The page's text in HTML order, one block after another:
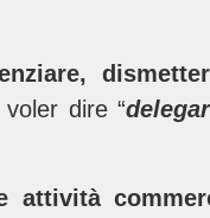
dire “
attività